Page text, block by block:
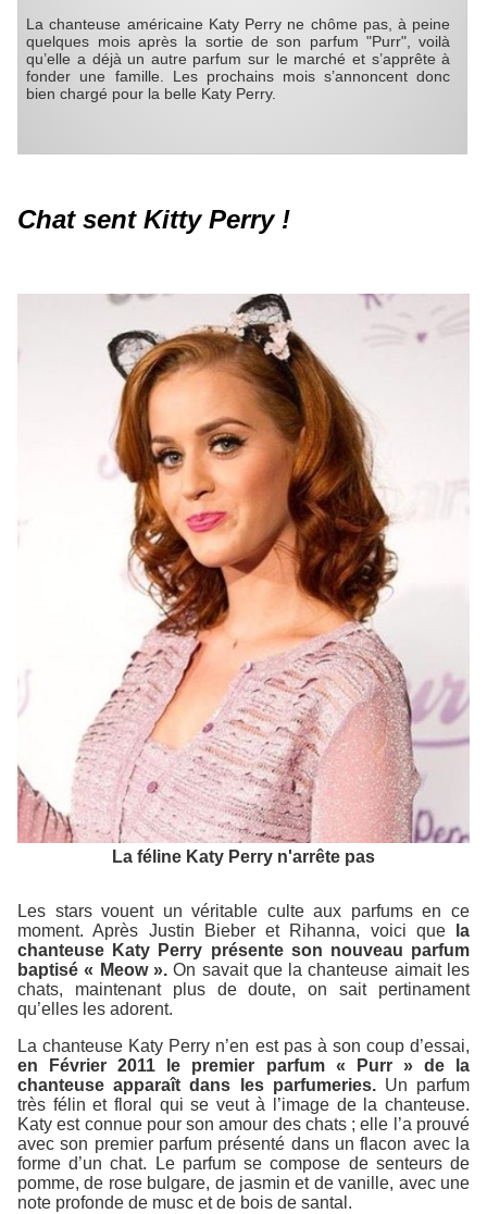
La chanteuse américaine Katy Perry ne chôme pas, à peine
quelques mois après la sortie de son parfum "Purr", voilà
qu’elle a déjà un autre parfum sur le marché et s’apprête à
fonder une famille. Les prochains mois s’annoncent donc
bien chargé pour la belle Katy Perry.
Chat sent Kitty Perry !
La féline Katy Perry n'arrête pas
Les stars vouent un véritable culte aux parfums en ce
moment. Après Justin Bieber et Rihanna, voici que
la
chanteuse Katy Perry présente son nouveau parfum
baptisé « Meow ».On savait que la chanteuse aimait les
chats, maintenant plus de doute, on sait pertinament
qu’elles les adorent.
La chanteuse Katy Perry n’en est pas à son coup d’essai,
en Février 2011 le premier parfum « Purr » de la
chanteuse apparaît dans les parfumeries.Un parfum
très félin et floral qui se veut à l’image de la chanteuse.
Katy est connue pour son amour des chats ; elle l’a prouvé
avec son premier parfum présenté dans un flacon avec la
forme d’un chat. Le parfum se compose de senteurs de
pomme, de rose bulgare, de jasmin et de vanille, avec une
note profonde de musc et de bois de santal.